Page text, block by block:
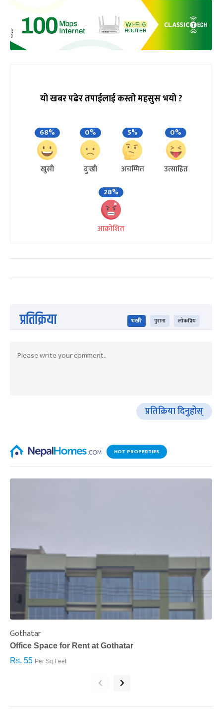
यो खबर पढेर तपाईलाई कस्तो महसुस भयो ?
68%
खुसी
0%
दुःखी
5%
अचम्मित
0%
उत्साहित
28%
आक्रोशित
प्रतिक्रिया भर्खरै पुराना लोकप्रिय
प्रतिक्रिया दिनुहोस्
HOT PROPERTIES
Gothatar
Office Space for Rent at Gothatar
Rs. 55 Per Sq.Feet
‹ ›